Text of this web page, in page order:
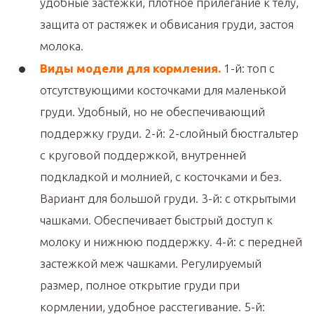
защита от растяжек и обвисания груди, застоя
молока.
Виды модели для кормления. 1-й: топ с
отсутствующими косточками для маленькой
груди. Удобный, но не обеспечивающий
поддержку груди. 2-й: 2-слойный бюстгальтер
с круговой поддержкой, внутренней
подкладкой и молнией, с косточками и без.
Вариант для большой груди. 3-й: с открытыми
чашками. Обеспечивает быстрый доступ к
молоку и нижнюю поддержку. 4-й: с передней
застежкой меж чашками. Регулируемый
размер, полное открытие груди при
кормлении, удобное расстегивание. 5-й: